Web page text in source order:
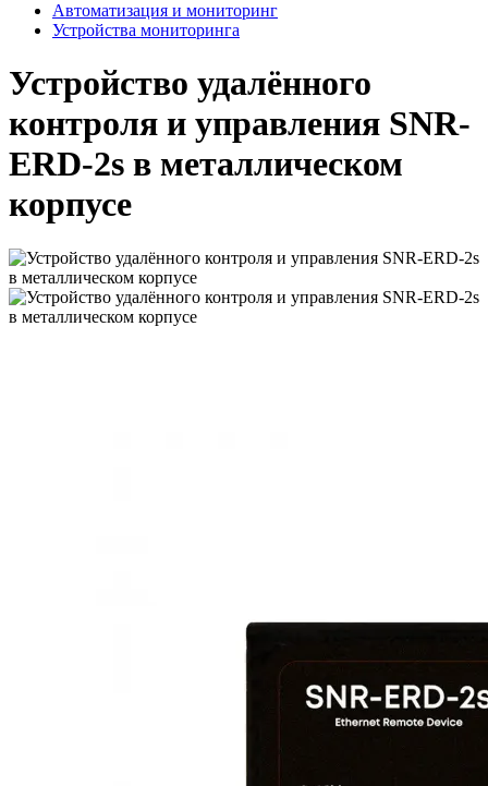
Автоматизация и мониторинг
Устройства мониторинга
Устройство удалённого
контроля и управления SNR-
ERD-2s в металлическом
корпусе